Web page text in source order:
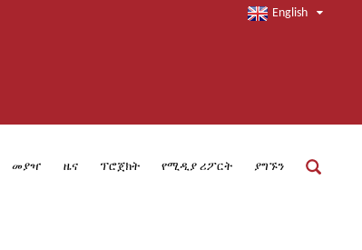
English
መያዣ ዜና ፕሮጀክት የሚዲያ ሪፖርት ያግኙን